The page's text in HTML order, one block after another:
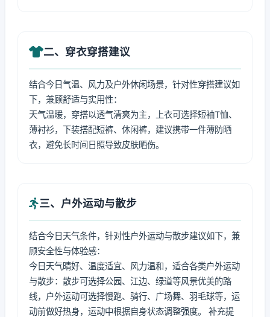
二、穿衣穿搭建议
结合今日气温、风力及户外休闲场景，针对性穿搭建议如
下，兼顾舒适与实用性：
天气温暖，穿搭以透气清爽为主，上衣可选择短袖T恤、
薄衬衫，下装搭配短裤、休闲裤，建议携带一件薄防晒
衣，避免长时间日照导致皮肤晒伤。
三、户外运动与散步
结合今日天气条件，针对性户外运动与散步建议如下，兼
顾安全性与体验感：
今日天气晴好、温度适宜、风力温和，适合各类户外运动
与散步：散步可选择公园、江边、绿道等风景优美的路
线，户外运动可选择慢跑、骑行、广场舞、羽毛球等，运
动前做好热身，运动中根据自身状态调整强度。 补充提